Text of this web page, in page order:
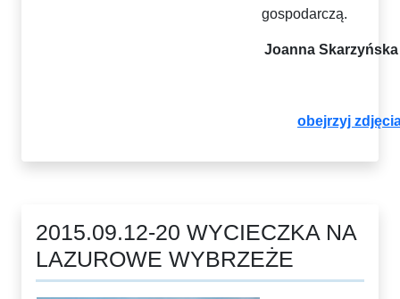
gospodarczą.
Joanna
obejrzyj
2015.09.12-20 WYCIECZKA NA
LAZUROWE WYBRZEŻE